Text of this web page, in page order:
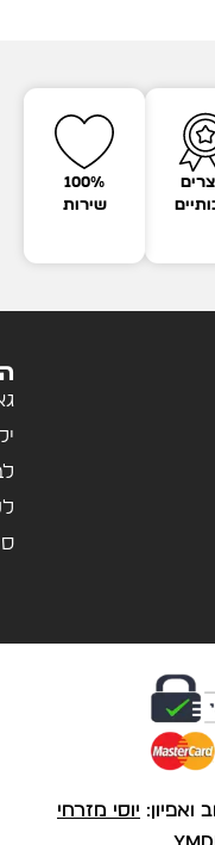
100%
שירות
ואפיון: יוסי מזרחי